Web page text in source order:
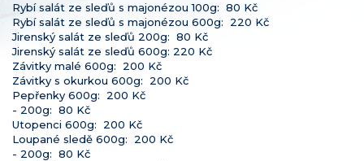
Rybí salát ze sleďů s majonézou 100g: 80 Kč
Rybí salát ze sleďů s majonézou 600g: 220 Kč
Jirenský salát ze sleďů 200g: 80 Kč
Jirenský salát ze sleďů 600g: 220 Kč
Závitky malé 600g: 200 Kč
Závitky s okurkou 600g: 200 Kč
Pepřenky 600g: 200 Kč
- 200g: 80 Kč
Utopenci 600g: 200 Kč
Loupané sledě 600g: 200 Kč
- 200g: 80 Kč